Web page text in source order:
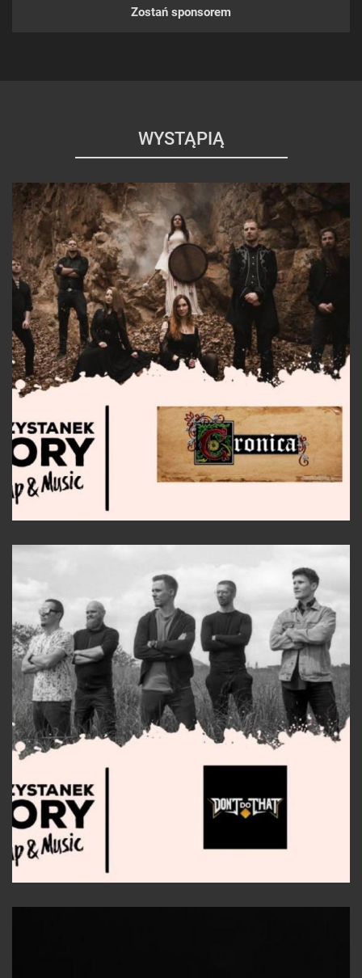
Zostań sponsorem
WYSTĄPIĄ